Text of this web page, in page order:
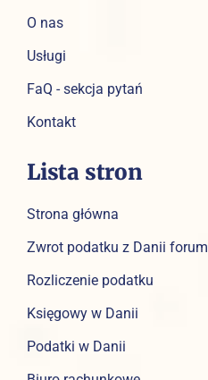
O nas
Usługi
FaQ - sekcja pytań
Kontakt
Lista stron
Strona główna
Zwrot podatku z Danii forum
Rozliczenie podatku
Księgowy w Danii
Podatki w Danii